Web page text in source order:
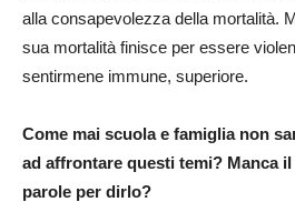
alla consapevolezza della mortalità.
sua mortalità finisce per essere
sentirmene immune, superiore.
Come mai scuola e famiglia non
ad affrontare questi temi? Manca
parole per dirlo?